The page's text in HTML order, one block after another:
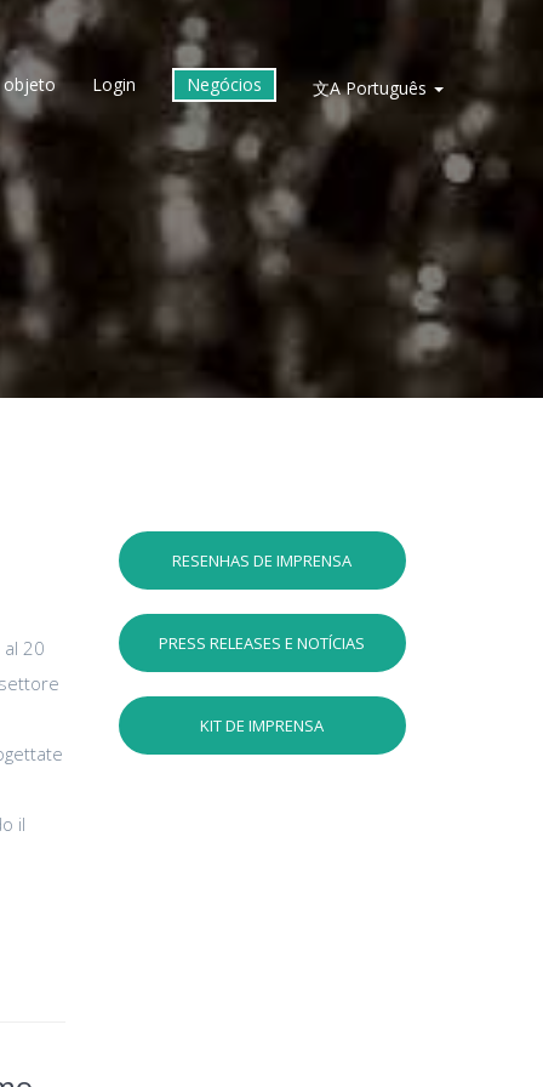
objeto Login Negócios 文APortuguês
20
il
RESENHAS DE IMPRENSA
PRESS RELEASES E NOTÍCIAS
KIT DE IMPRENSA